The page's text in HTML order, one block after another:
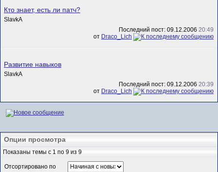
Кто знает, есть ли патч?
SlavkA
Последний пост: 09.12.2006 20:49
от Draco_Lich
Развитие навыков
SlavkA
Последний пост: 09.12.2006 20:39
от Draco_Lich
Опции просмотра
Показаны темы с 1 по 9 из 9
Отсортировано по